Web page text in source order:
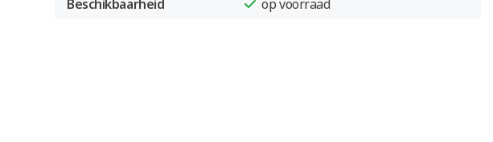
Beschikbaarheid op voorraad